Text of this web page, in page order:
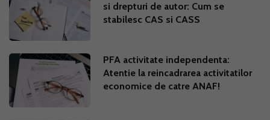
si drepturi de autor: Cum se
stabilesc CAS si CASS
PFA activitate independenta:
Atentie la reincadrarea activitatilor
economice de catre ANAF!